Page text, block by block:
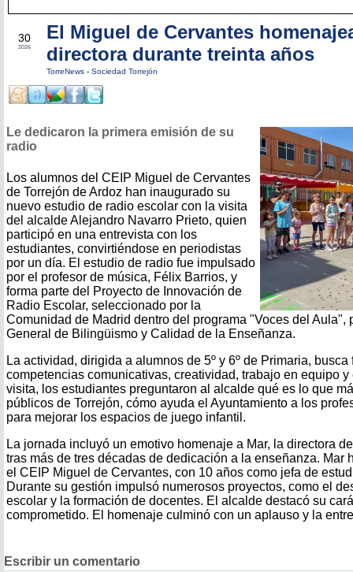
30
2026
El Miguel de Cervantes
directora durante treinta años
TorreNews - Sociedad Torrejón
Le dedicaron la primera emisión de su
radio
Los alumnos del CEIP Miguel de Cervantes
de Torrejón de Ardoz han inaugurado su
nuevo estudio de radio escolar con la visita
del alcalde Alejandro Navarro Prieto, quien
participó en una entrevista con los
estudiantes, convirtiéndose en periodistas
por un día. El estudio de radio fue impulsado
por el profesor de música, Félix Barrios, y
forma parte del Proyecto de Innovación de
Radio Escolar, seleccionado por la
Comunidad de Madrid dentro del programa "Voces del Aula",
General de Bilingüismo y Calidad de la Enseñanza.
La actividad, dirigida a alumnos de 5º y 6º de Primaria,
competencias comunicativas, creatividad, trabajo en equipo
visita, los estudiantes preguntaron al alcalde qué es lo que
públicos de Torrejón, cómo ayuda el Ayuntamiento a los
para mejorar los espacios de juego infantil.
La jornada incluyó un emotivo homenaje a Mar, la directora
tras más de tres décadas de dedicación a la enseñanza. Mar
el CEIP Miguel de Cervantes, con 10 años como jefa de
Durante su gestión impulsó numerosos proyectos, como el
escolar y la formación de docentes. El alcalde destacó su
comprometido. El homenaje culminó con un aplauso y la
Escribir un comentario